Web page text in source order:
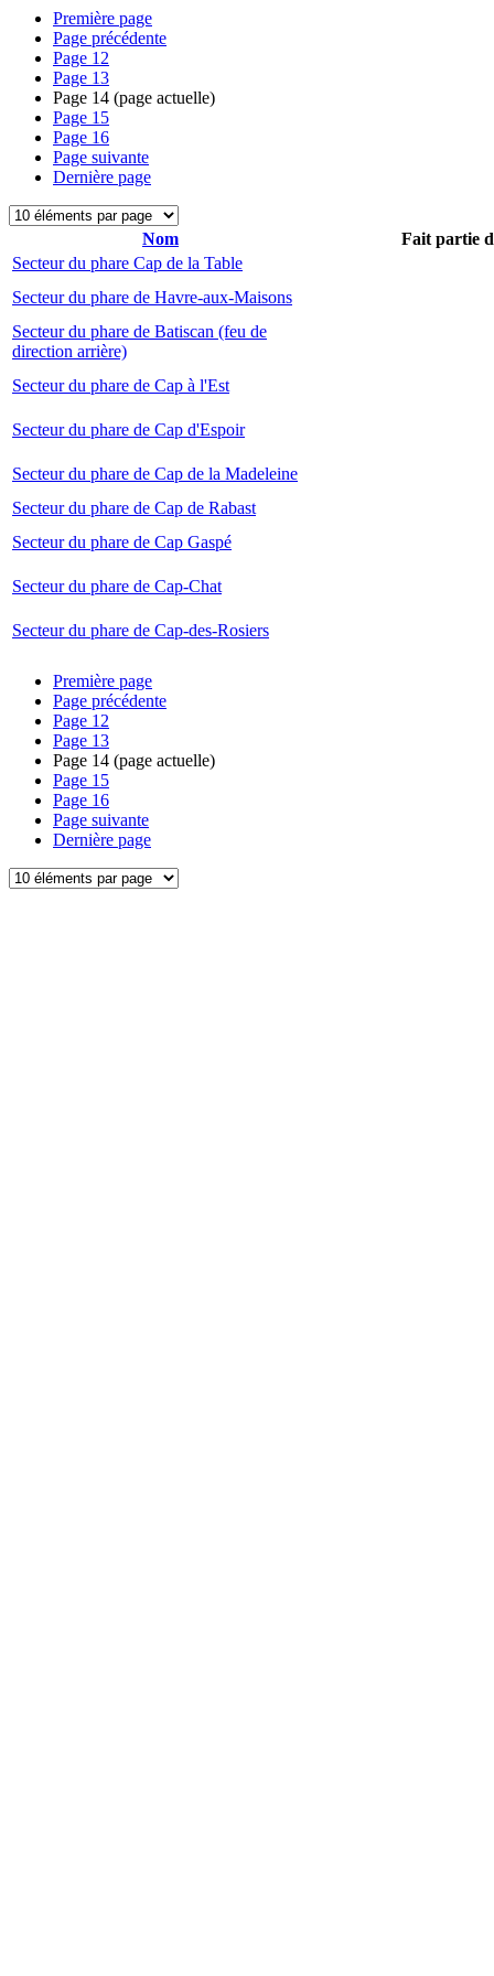
Première page
Page précédente
Page 12
Page 13
Page 14 (page actuelle)
Page 15
Page 16
Page suivante
Dernière page
Nom
Fait partie
Secteur du phare Cap de la Table
Secteur du phare de Havre-aux-Maisons
Secteur du phare de Batiscan (feu de
direction arrière)
Secteur du phare de Cap à l'Est
Secteur du phare de Cap d'Espoir
Secteur du phare de Cap de la Madeleine
Secteur du phare de Cap de Rabast
Secteur du phare de Cap Gaspé
Secteur du phare de Cap-Chat
Secteur du phare de Cap-des-Rosiers
Première page
Page précédente
Page 12
Page 13
Page 14 (page actuelle)
Page 15
Page 16
Page suivante
Dernière page